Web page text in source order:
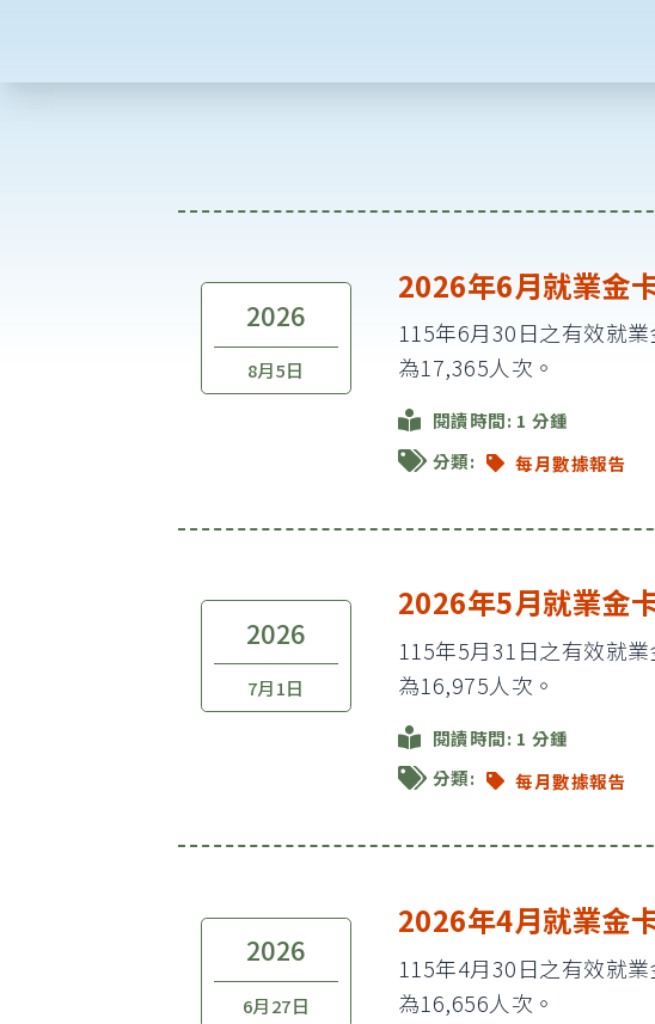
2026
8月5日
2026年6月就業金
115年6月30日之有效就
為17,365人次。
閱讀時間: 1 分鍾
分類:
每月數據報告
2026
7月1日
2026年5月就業金
115年5月31日之有效就
為16,975人次。
閱讀時間: 1 分鍾
分類:
每月數據報告
2026
6月27日
2026年4月就業金
115年4月30日之有效就
為16,656人次。